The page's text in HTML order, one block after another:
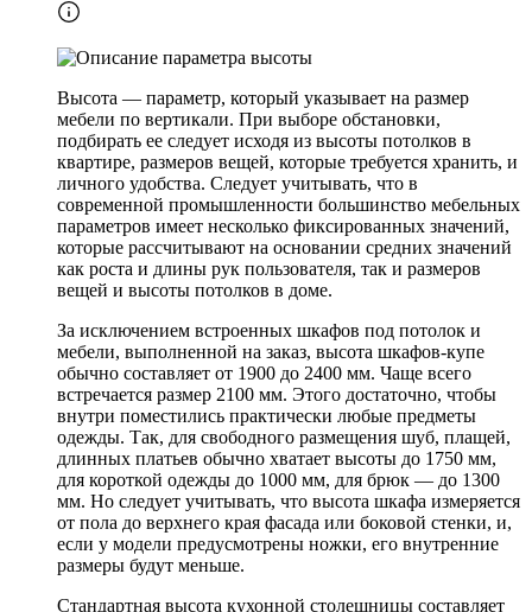
Высота — параметр, который указывает на размер
мебели по вертикали. При выборе обстановки,
подбирать ее следует исходя из высоты потолков в
квартире, размеров вещей, которые требуется хранить, и
личного удобства. Следует учитывать, что в
современной промышленности большинство мебельных
параметров имеет несколько фиксированных значений,
которые рассчитывают на основании средних значений
как роста и длины рук пользователя, так и размеров
вещей и высоты потолков в доме.
За исключением встроенных шкафов под потолок и
мебели, выполненной на заказ, высота шкафов-купе
обычно составляет от 1900 до 2400 мм. Чаще всего
встречается размер 2100 мм. Этого достаточно, чтобы
внутри поместились практически любые предметы
одежды. Так, для свободного размещения шуб, плащей,
длинных платьев обычно хватает высоты до 1750 мм,
для короткой одежды до 1000 мм, для брюк — до 1300
мм. Но следует учитывать, что высота шкафа измеряется
от пола до верхнего края фасада или боковой стенки, и,
если у модели предусмотрены ножки, его внутренние
размеры будут меньше.
Стандартная высота кухонной столешницы составляет